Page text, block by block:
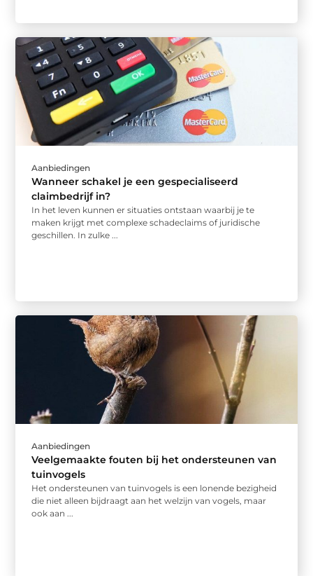
Aanbiedingen
Wanneer schakel je een gespecialiseerd
claimbedrijf in?
In het leven kunnen er situaties ontstaan waarbij je te
maken krijgt met complexe schadeclaims of juridische
geschillen. In zulke ...
Aanbiedingen
Veelgemaakte fouten bij het ondersteunen van
tuinvogels
Het ondersteunen van tuinvogels is een lonende bezigheid
die niet alleen bijdraagt aan het welzijn van vogels, maar
ook aan ...